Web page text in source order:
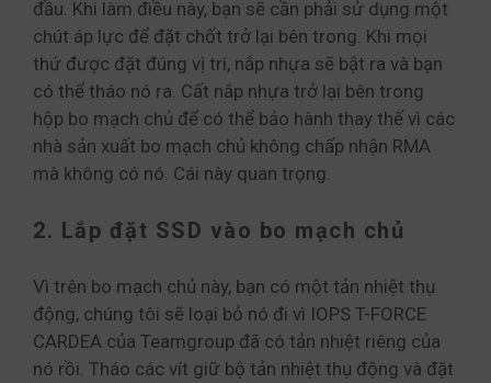
đầu. Khi làm điều này, bạn sẽ cần phải sử dụng một
chút áp lực để đặt chốt trở lại bên trong. Khi mọi
thứ được đặt đúng vị trí, nắp nhựa sẽ bật ra và bạn
có thể tháo nó ra. Cất nắp nhựa trở lại bên trong
hộp bo mạch chủ để có thể bảo hành thay thế vì các
nhà sản xuất bo mạch chủ không chấp nhận RMA
mà không có nó. Cái này quan trọng.
2. Lắp đặt SSD vào bo mạch chủ
Vì trên bo mạch chủ này, bạn có một tản nhiệt thụ
động, chúng tôi sẽ loại bỏ nó đi vì IOPS T-FORCE
CARDEA của Teamgroup đã có tản nhiệt riêng của
nó rồi. Tháo các vít giữ bộ tản nhiệt thụ động và đặt